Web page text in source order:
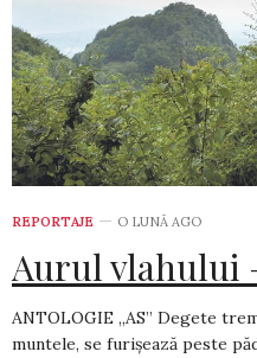
REPORTAJE O LUNĂ AGO
Aurul vlahului
ANTOLOGIE „AS” Degete
muntele, se furișează peste